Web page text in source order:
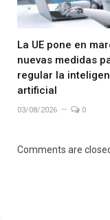
La UE pone en
nuevas medidas
regular la
artificial
03/08/2026 0
Comments are